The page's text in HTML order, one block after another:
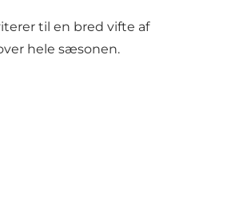
til en bred vifte af
hele sæsonen.